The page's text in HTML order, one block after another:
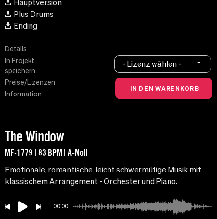
Hauptversion
Plus Drums
Ending
Details
In Projekt
speichern
Preise/Lizenzen
Information
- Lizenz wählen -
The Window
MF-1779 | 83 BPM | A-Moll
Emotionale, romantische, leicht schwermütige Musik mit
klassischem Arrangement - Orchester und Piano.
00:00